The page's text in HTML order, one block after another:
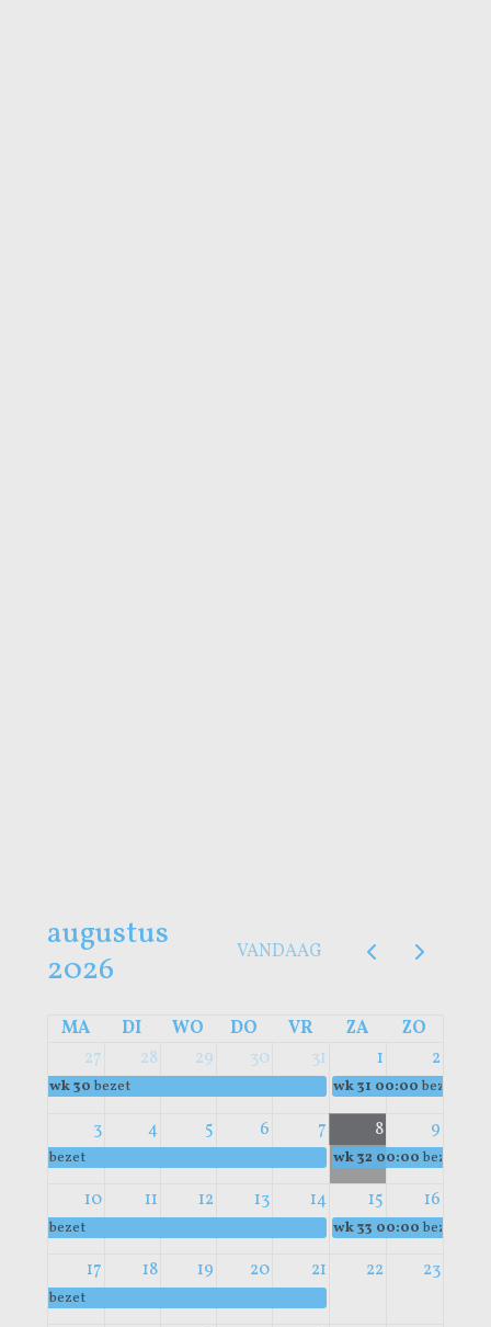
augustus
2026
VANDAAG
MA DI WO DO VR ZA
ZO
27
28 29 30 31 1 2
wk 30 bezet wk 31 00:00 bezet
3 4 5 6 7 8 9
bezet wk 32 00:00 bezet
10 11 12 13 14 15 16
bezet wk 33 00:00 bezet
17 18 19 20 21 22 23
bezet